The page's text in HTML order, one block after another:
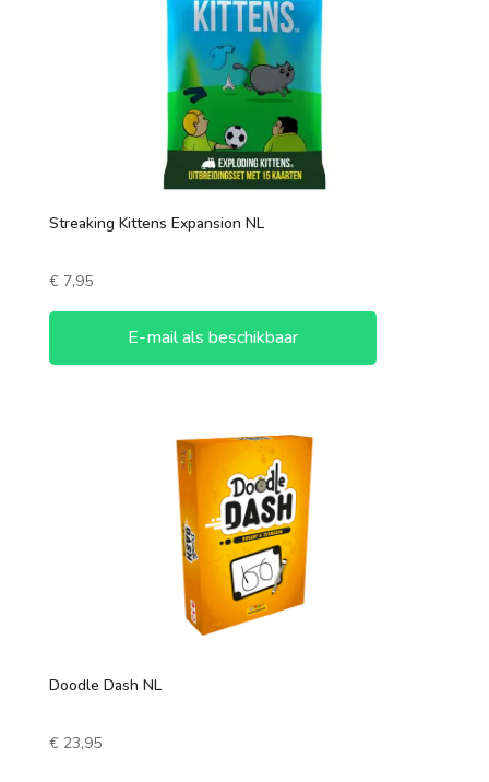
2 spelers
3 spelers
4 spelers
5 spelers
Streaking Kittens Expansion NL
€7,95
E-mail als beschikbaar
Doodle Dash NL
€23,95